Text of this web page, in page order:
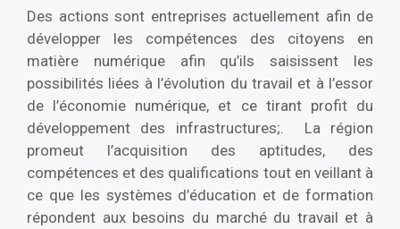
Des actions sont entreprises actuellement afin de
développer les compétences des citoyens en
matière numérique afin qu’ils saisissent les
possibilités liées à l’évolution du travail et à l’essor
de l’économie numérique, et ce tirant profit du
développement des infrastructures;. La région
promeut l’acquisition des aptitudes, des
compétences et des qualifications tout en veillant à
ce que les systèmes d’éducation et de formation
répondent aux besoins du marché du travail et à